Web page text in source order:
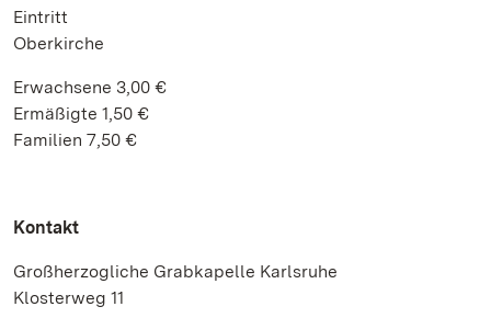
Eintritt
Oberkirche
Erwachsene 3,00 €
Ermäßigte 1,50 €
Familien 7,50 €
Kontakt
Großherzogliche Grabkapelle Karlsruhe
Klosterweg 11